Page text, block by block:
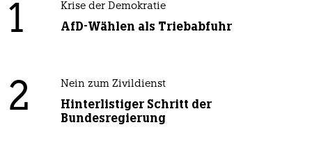
1 Krise der Demokratie
AfD-Wählen als Triebabfuhr
2 Nein zum Zivildienst
Hinterlistiger Schritt der
Bundesregierung